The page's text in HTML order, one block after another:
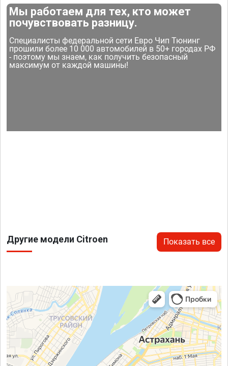
Мы работаем для тех, кто может
почувствовать разницу.
Специалисты федеральной сети Евро Чип Тюнинг
прошили более 10 000 автомобилей в 50+ городах РФ
- поэтому мы знаем, как получить безопасный
максимум от каждой машины!
Другие модели Citroen Показать все